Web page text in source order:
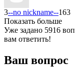
3--no nickname--163
Показать больше
Уже задано 5916
вам ответить!
Ваш вопрос